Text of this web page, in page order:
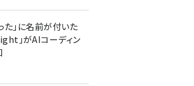
た」に名前が付いた
」がAIコーディン